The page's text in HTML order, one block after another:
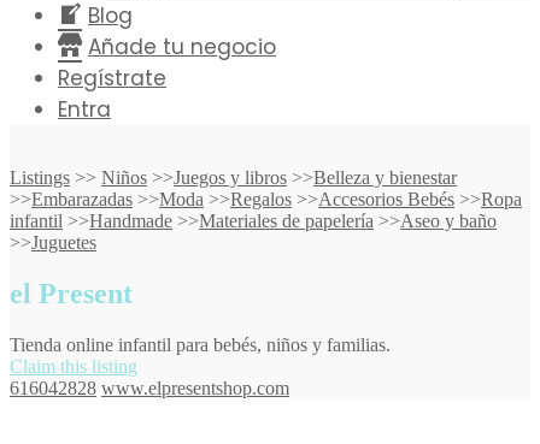
Blog
Añade tu negocio
Regístrate
Entra
Listings >> Niños >>Juegos y libros >>Belleza y bienestar
>>Embarazadas >>Moda >>Regalos >>Accesorios Bebés >>Ropa
infantil >>Handmade >>Materiales de papelería >>Aseo y baño
>>Juguetes
el Present
Tienda online infantil para bebés, niños y familias.
Claim this listing
616042828 www.elpresentshop.com